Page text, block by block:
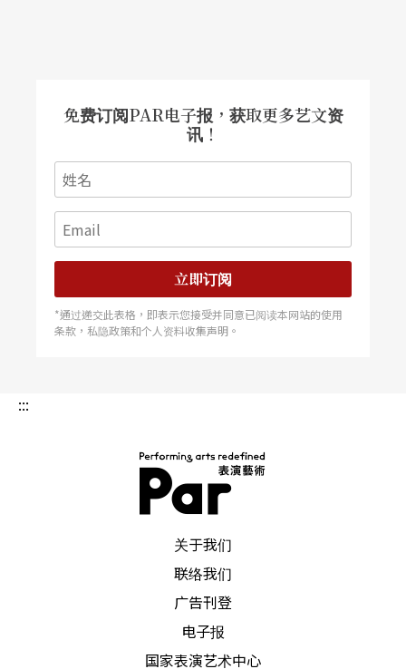
大家胼手胝足打造新家园，过程虽然艰辛，但人人
团结一心，最终迎来努力耕耘后的喜乐丰收。我凝
视舞台上身穿蓝布衣、面容黝黑的舞者，他们用肢
体化成线条图像，以动作说故事，配合打击乐团的
声响，直击入心，我摒著气、含泪看完全场表演。
今年4月，云门舞集50周年《薪传》再现，20年过
去，这段期间我在世界绕了一大圈，带著自己的经
历，我好期待再度与它共感相应，继续谱写属于我
免费订阅PAR电子报，获取更多艺文资
讯！
立即订阅
*通过递交此表格，即表示您接受并同意已阅读本网站的使用
条款，私隐政策和个人资料收集声明。
:::
关于我们
联络我们
广告刊登
电子报
国家表演艺术中心